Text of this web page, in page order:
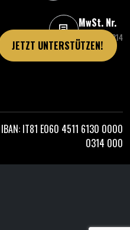
MwSt. Nr.
03086030214
IBAN: IT81 E060 4511 6130 0000
0314 000
JETZT UNTERSTÜTZEN!